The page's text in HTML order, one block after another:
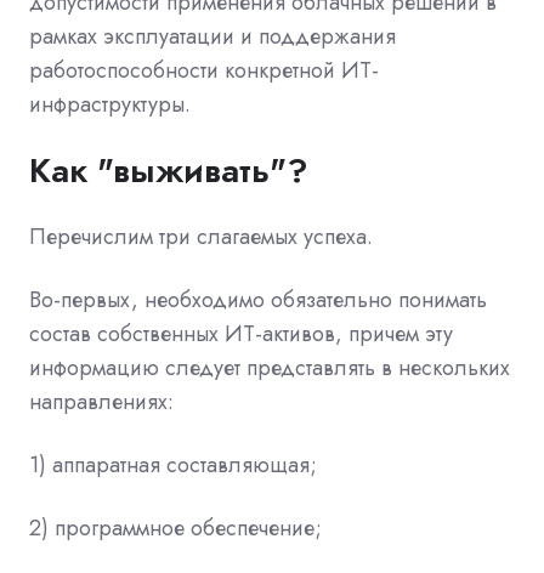
рамках эксплуатации и поддержания
работоспособности конкретной ИТ-
инфраструктуры.
Как "выживать"?
Перечислим три слагаемых успеха.
Во-первых, необходимо обязательно понимать
состав собственных ИТ-активов, причем эту
информацию следует представлять в нескольких
направлениях:
1) аппаратная составляющая;
2) программное обеспечение;